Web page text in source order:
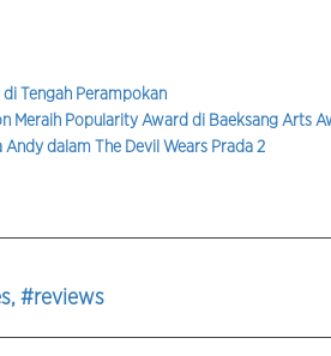
Tengah Perampokan
Meraih Popularity Award di Baeksang Arts
Andy dalam The Devil Wears Prada 2
, #reviews